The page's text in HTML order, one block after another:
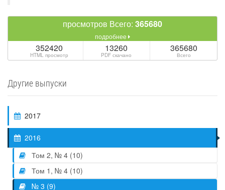
просмотров Всего: 365680
подробнее
352420
HTML просмотр
13260
PDF скачано
365680
Всего
Другие выпуски
2017
2016
Том 2, № 4 (10)
Том 1, № 4 (10)
№ 3 (9)